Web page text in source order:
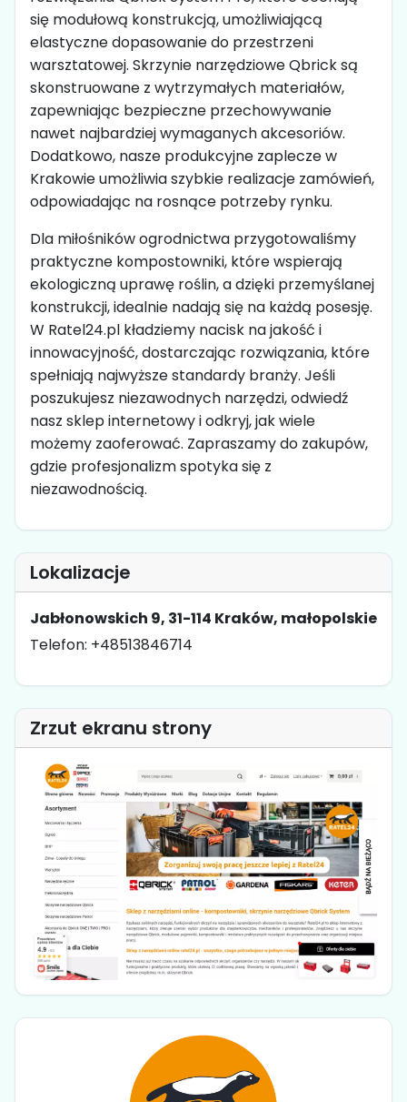
się modułową konstrukcją, umożliwiającą
elastyczne dopasowanie do przestrzeni
warsztatowej. Skrzynie narzędziowe Qbrick są
skonstruowane z wytrzymałych materiałów,
zapewniając bezpieczne przechowywanie
nawet najbardziej wymaganych akcesoriów.
Dodatkowo, nasze produkcyjne zaplecze w
Krakowie umożliwia szybkie realizacje zamówień,
odpowiadając na rosnące potrzeby rynku.
Dla miłośników ogrodnictwa przygotowaliśmy
praktyczne kompostowniki, które wspierają
ekologiczną uprawę roślin, a dzięki przemyślanej
konstrukcji, idealnie nadają się na każdą posesję.
W Ratel24.pl kładziemy nacisk na jakość i
innowacyjność, dostarczając rozwiązania, które
spełniają najwyższe standardy branży. Jeśli
poszukujesz niezawodnych narzędzi, odwiedź
nasz sklep internetowy i odkryj, jak wiele
możemy zaoferować. Zapraszamy do zakupów,
gdzie profesjonalizm spotyka się z
niezawodnością.
Lokalizacje
Jabłonowskich 9, 31-114 Kraków, małopolskie
Telefon: +48513846714
Zrzut ekranu strony